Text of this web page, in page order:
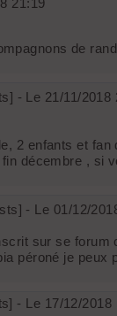
21:19
de
- Le 21/11/2018
2 enfants et
décembre , si
- Le 01/12/
sur se forum
péroné je
- Le 17/12/2018